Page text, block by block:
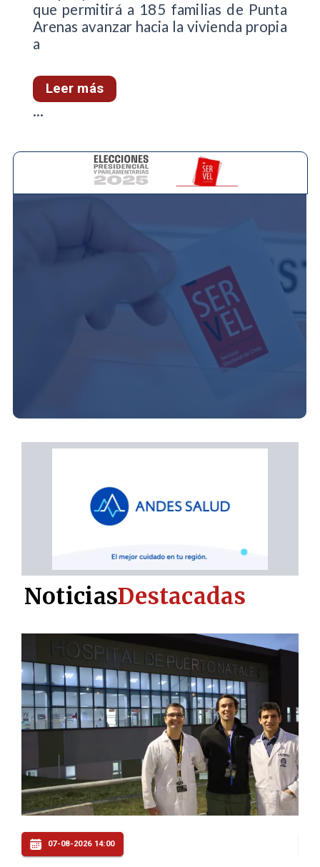
que permitirá a 185 familias de Punta
Arenas avanzar hacia la vivienda propia
a
Leer más
...
07-08-2026 13:00
NoticiasDestacadas